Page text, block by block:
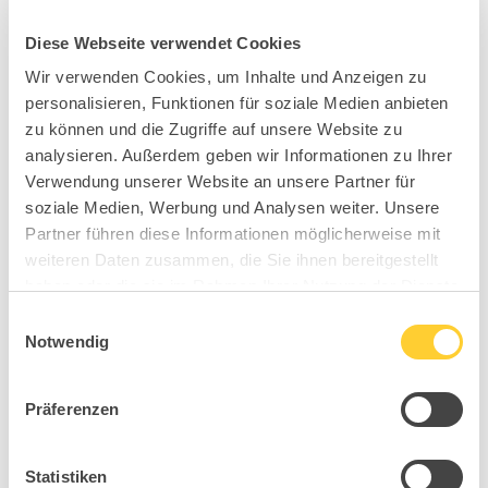
Diese Webseite verwendet Cookies
Wir verwenden Cookies, um Inhalte und Anzeigen zu
personalisieren, Funktionen für soziale Medien anbieten
zu können und die Zugriffe auf unsere Website zu
analysieren. Außerdem geben wir Informationen zu Ihrer
Verwendung unserer Website an unsere Partner für
soziale Medien, Werbung und Analysen weiter. Unsere
Partner führen diese Informationen möglicherweise mit
weiteren Daten zusammen, die Sie ihnen bereitgestellt
Notwendig
Präferenzen
Statistiken